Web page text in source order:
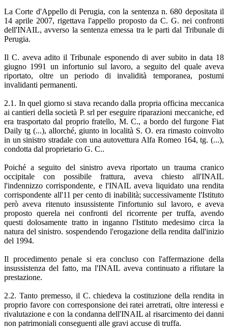
La Corte d'Appello di Perugia, con la sentenza n. 680 depositata il
14 aprile 2007, rigettava l'appello proposto da C. G. nei confronti
dell'INAIL, avverso la sentenza emessa tra le parti dal Tribunale di
Perugia.
Il C. aveva adito il Tribunale esponendo di aver subito in data 18
giugno 1991 un infortunio sul lavoro, a seguito del quale aveva
riportato, oltre un periodo di invalidità temporanea, postumi
invalidanti permanenti.
2.1. In quel giorno si stava recando dalla propria officina meccanica
ai cantieri della società P. srl per eseguire riparazioni meccaniche, ed
era trasportato dal proprio fratello, M. C., a bordo del furgone Fiat
Daily tg (...), allorché, giunto in località S. O. era rimasto coinvolto
in un sinistro stradale con una autovettura Alfa Romeo 164, tg. (...),
condotta dal proprietario G. C..
Poiché a seguito del sinistro aveva riportato un trauma cranico
occipitale con possibile frattura, aveva chiesto all'INAIL
l'indennizzo corrispondente, e l'INAIL aveva liquidato una rendita
corrispondente all'11 per cento di inabilità; successivamente l'Istituto
però aveva ritenuto insussistente l'infortunio sul lavoro, e aveva
proposto querela nei confronti del ricorrente per truffa, avendo
questi dolosamente tratto in inganno l'Istituto medesimo circa la
natura del sinistro. sospendendo l'erogazione della rendita dall'inizio
del 1994.
Il procedimento penale si era concluso con l'affermazione della
insussistenza del fatto, ma l'INAIL aveva continuato a rifiutare la
prestazione.
2.2. Tanto premesso, il C. chiedeva la costituzione della rendita in
proprio favore con corresponsione dei ratei arretrati, oltre interessi e
rivalutazione e con la condanna dell'INAIL al risarcimento dei danni
non patrimoniali conseguenti alle gravi accuse di truffa.